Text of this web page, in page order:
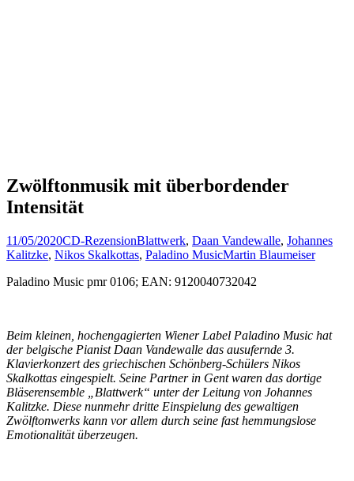
Zwölftonmusik mit überbordender
Intensität
11/05/2020CD-RezensionBlattwerk, Daan Vandewalle, Johannes
Kalitzke, Nikos Skalkottas, Paladino MusicMartin Blaumeiser
Paladino Music pmr 0106; EAN: 9120040732042
Beim kleinen, hochengagierten Wiener Label Paladino Music hat
der belgische Pianist Daan Vandewalle das ausufernde 3.
Klavierkonzert des griechischen Schönberg-Schülers Nikos
Skalkottas eingespielt. Seine Partner in Gent waren das dortige
Bläserensemble „Blattwerk“ unter der Leitung von Johannes
Kalitzke. Diese nunmehr dritte Einspielung des gewaltigen
Zwölftonwerks kann vor allem durch seine fast hemmungslose
Emotionalität überzeugen.